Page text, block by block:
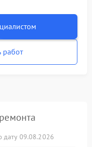
работ
дату 09.08.2026